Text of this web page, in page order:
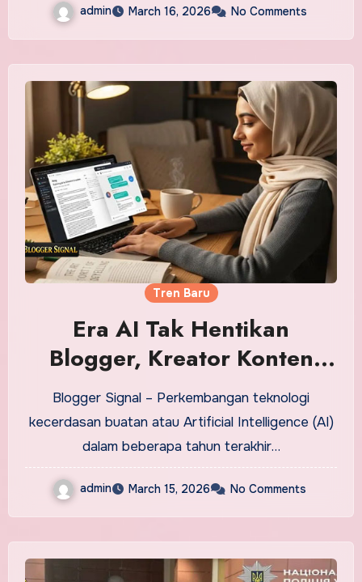
admin March 16, 2026 No Comments
Tren Baru
Era AI Tak Hentikan
Blogger, Kreator Konten
Tulis Artikel Lebih
Mendalam
Blogger Signal – Perkembangan teknologi
kecerdasan buatan atau Artificial Intelligence (AI)
dalam beberapa tahun terakhir…
admin March 15, 2026 No Comments